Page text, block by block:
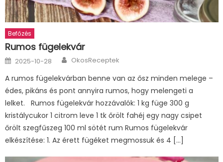
Befőzés
Rumos fügelekvár
Posted
on
2025-10-28 Author
OkosReceptek
A rumos fügelekvárban benne van az ősz minden melege –
édes, pikáns és pont annyira rumos, hogy melengeti a
lelket. Rumos fügelekvár hozzávalók: 1 kg füge 300 g
kristálycukor 1 citrom leve 1 tk őrölt fahéj egy nagy csipet
őrölt szegfűszeg 100 ml sötét rum Rumos fügelekvár
elkészítése: 1. Az érett fügéket megmossuk és 4 […]